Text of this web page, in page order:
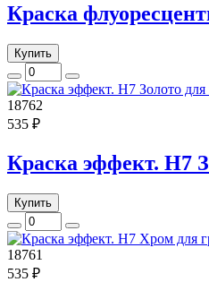
Краска
Купить
18762
535 ₽
Краска эффект. H7
Купить
18761
535 ₽